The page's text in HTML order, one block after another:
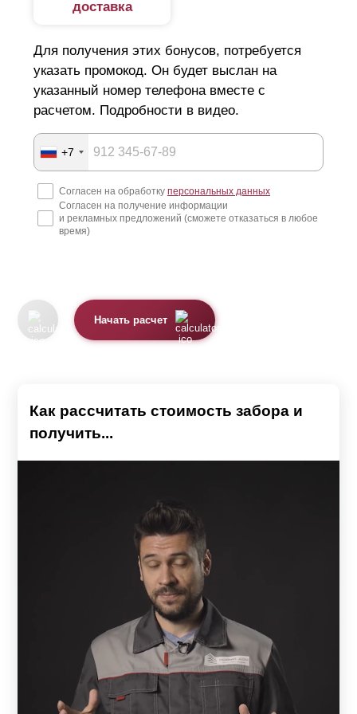
доставка
Для получения этих бонусов, потребуется
указать промокод. Он будет выслан на
указанный номер телефона вместе с
расчетом. Подробности в видео.
+7
Согласен на обработку персональных данных
Согласен на получение информации
и рекламных предложений (сможете отказаться в любое
время)
Начать расчет
Как рассчитать стоимость забора и
получить...